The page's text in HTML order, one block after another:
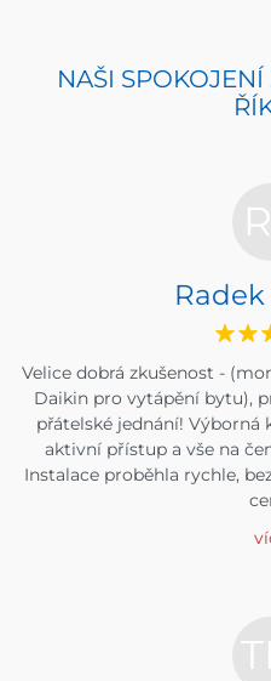
NAŠI
Velice dobrá zkušenost -
Daikin pro vytápění bytu),
přátelské jednání!
aktivní přístup a vše na
Instalace proběhla rychle,